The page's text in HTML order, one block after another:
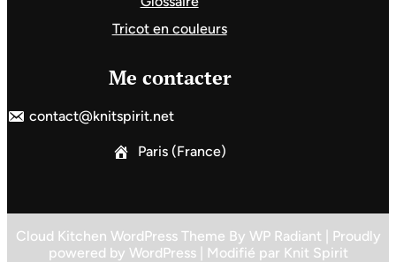
Tricot en couleurs
Me contacter
contact@knitspirit.net
Paris (France)
Cloud Kitchen WordPress Theme By WP Radiant | Proudly
powered by WordPress| Modifié par Knit Spirit